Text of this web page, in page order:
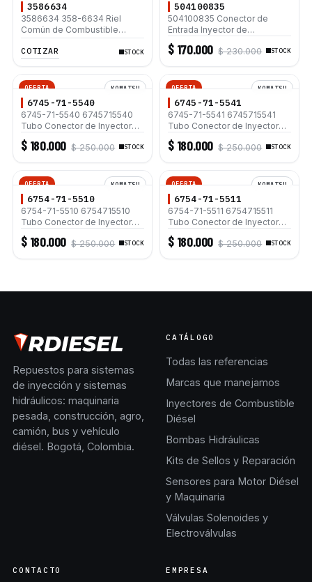
3586634
3586634 358-6634 Riel
Común de Combustible
120M D6N
COTIZAR STOCK
504100835
504100835 Conector de
Entrada Inyector de
Combustible Bosch para
Motores FPT Industrial
580SN 590SR Excavadoras
CX210C CX220C
$ 170.000 $ 230.000 STOCK
OFERTA KOMATSU
6745-71-5540
6745-71-5540 6745715540
Tubo Conector de Inyector
de Combustible para Motor
Komatsu SAA4D107E
PC220LC-8 Cargadores
WA200-6 WA250-6 WA320-6
WA380-6
$ 180.000 $ 250.000 STOCK
OFERTA KOMATSU
6745-71-5541
6745-71-5541 6745715541
Tubo Conector de Inyector
de Combustible para Motor
Komatsu SAA4D107E
PC220LC-8 Cargadores
WA200-6 WA250-6 WA320-6
WA380-6
$ 180.000 $ 250.000 STOCK
OFERTA KOMATSU
6754-71-5510
6754-71-5510 6754715510
Tubo Conector de Inyector
de Combustible para Motor
Komatsu SAA4D107E
WA200-6 WA250-6 WA320-6
$ 180.000 $ 250.000 STOCK
OFERTA KOMATSU
6754-71-5511
6754-71-5511 6754715511
Tubo Conector de Inyector
de Combustible para Motor
Komatsu SAA4D107E
WA200-6 WA250-6 WA320-6
$ 180.000 $ 250.000 STOCK
Repuestos para sistemas
de inyección y sistemas
hidráulicos: maquinaria
pesada, construcción, agro,
camión, bus y vehículo
diésel. Bogotá, Colombia.
CATÁLOGO
Todas las referencias
Marcas que manejamos
Inyectores de Combustible
Diésel
Bombas Hidráulicas
Kits de Sellos y Reparación
Sensores para Motor Diésel
y Maquinaria
Válvulas Solenoides y
Electroválvulas
CONTACTO EMPRESA